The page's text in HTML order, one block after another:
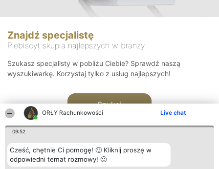
ORŁY Rachunkowości Live chat
09:52
Cześć, chętnie Ci pomogę! 🙂 Kliknij proszę w
odpowiedni temat rozmowy! 🙂
Znajdź specjalistę
Plebiscyt skupia najlepszych w branży
Szukasz specjalisty w pobliżu Ciebie? Sprawdź naszą
wyszukiwarkę. Korzystaj tylko z usług najlepszych!
Szukaj